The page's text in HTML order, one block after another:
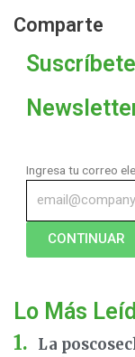
Comparte
Ingresa tu correo
CONTINUAR
Lo Más
La